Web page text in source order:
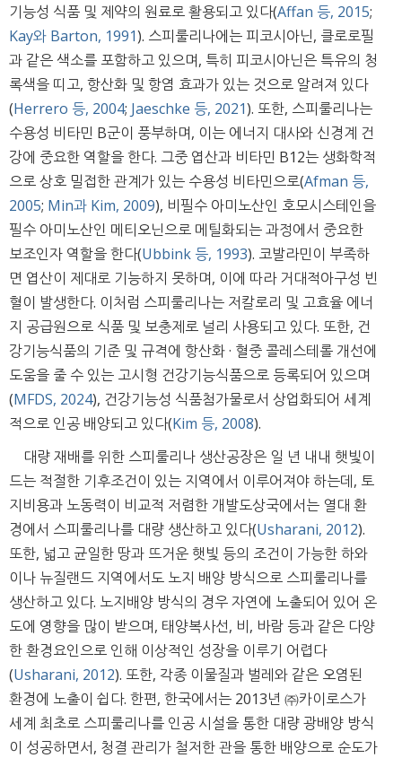
기능성 식품 및 제약의 원료로 활용되고 있다(Affan 등, 2015;
Kay와 Barton, 1991). 스피룰리나에는 피코시아닌, 클로로필
과 같은 색소를 포함하고 있으며, 특히 피코시아닌은 특유의 청
록색을 띠고, 항산화 및 항염 효과가 있는 것으로 알려져 있다
(Herrero 등, 2004; Jaeschke 등, 2021). 또한, 스피룰리나는
수용성 비타민 B군이 풍부하며, 이는 에너지 대사와 신경계 건
강에 중요한 역할을 한다. 그중 엽산과 비타민 B12는 생화학적
으로 상호 밀접한 관계가 있는 수용성 비타민으로(Afman 등,
2005; Min과 Kim, 2009), 비필수 아미노산인 호모시스테인을
필수 아미노산인 메티오닌으로 메틸화되는 과정에서 중요한
보조인자 역할을 한다(Ubbink 등, 1993). 코발라민이 부족하
면 엽산이 제대로 기능하지 못하며, 이에 따라 거대적아구성 빈
혈이 발생한다. 이처럼 스피룰리나는 저칼로리 및 고효율 에너
지 공급원으로 식품 및 보충제로 널리 사용되고 있다. 또한, 건
강기능식품의 기준 및 규격에 항산화 · 혈중 콜레스테롤 개선에
도움을 줄 수 있는 고시형 건강기능식품으로 등록되어 있으며
(MFDS, 2024), 건강기능성 식품첨가물로서 상업화되어 세계
적으로 인공 배양되고 있다(Kim 등, 2008).
대량 재배를 위한 스피룰리나 생산공장은 일 년 내내 햇빛이
드는 적절한 기후조건이 있는 지역에서 이루어져야 하는데, 토
지비용과 노동력이 비교적 저렴한 개발도상국에서는 열대 환
경에서 스피룰리나를 대량 생산하고 있다(Usharani, 2012).
또한, 넓고 균일한 땅과 뜨거운 햇빛 등의 조건이 가능한 하와
이나 뉴질랜드 지역에서도 노지 배양 방식으로 스피룰리나를
생산하고 있다. 노지배양 방식의 경우 자연에 노출되어 있어 온
도에 영향을 많이 받으며, 태양복사선, 비, 바람 등과 같은 다양
한 환경요인으로 인해 이상적인 성장을 이루기 어렵다
(Usharani, 2012). 또한, 각종 이물질과 벌레와 같은 오염된
환경에 노출이 쉽다. 한편, 한국에서는 2013년 ㈜카이로스가
세계 최초로 스피룰리나를 인공 시설을 통한 대량 광배양 방식
이 성공하면서, 청결 관리가 철저한 관을 통한 배양으로 순도가